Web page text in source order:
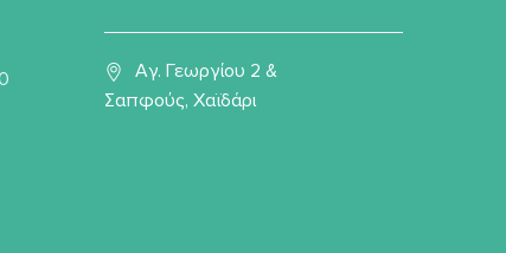
Αγ. Γεωργίου 2 &
Σαπφούς, Χαϊδάρι